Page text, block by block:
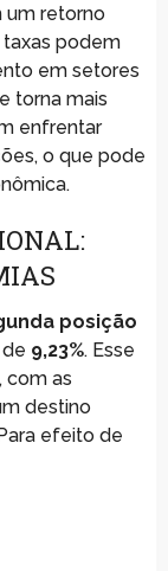
um retorno
taxas podem
em setores
torna mais
enfrentar
o que pode
posição
9,23%. Esse
com as
destino
efeito de